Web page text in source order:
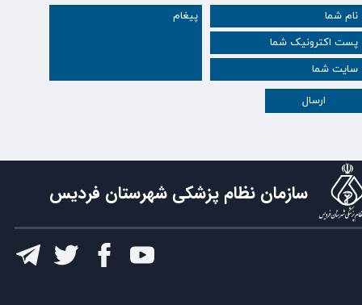
ارسال
سازمان نظام پزشکی شهرستان فردیس